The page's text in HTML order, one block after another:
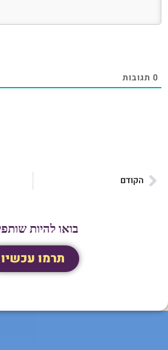
0 תגובות
הקודם
בואו להיות
תרמו עכשיו